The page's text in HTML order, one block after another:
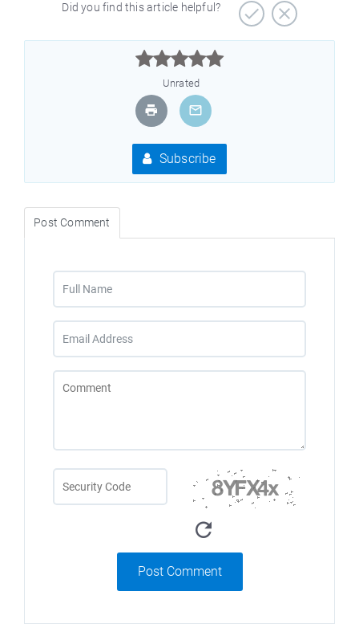
Did you find this article helpful?



Unrated
Subscribe
Post Comment
Post Comment